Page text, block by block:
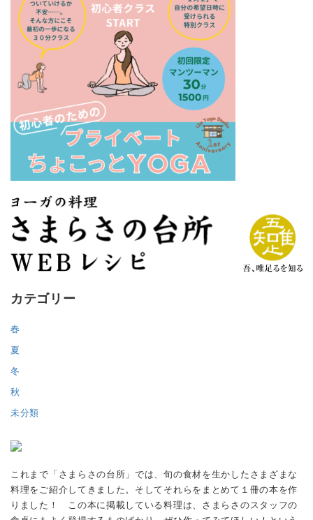
カテゴリー
春
夏
冬
秋
未分類
これまで「さまらさの台所」では、旬の食材を生かしたさまざまな
料理をご紹介してきました。そしてそれらをまとめて１冊の本を作
りました！ この本に掲載している料理は、さまらさのスタッフの